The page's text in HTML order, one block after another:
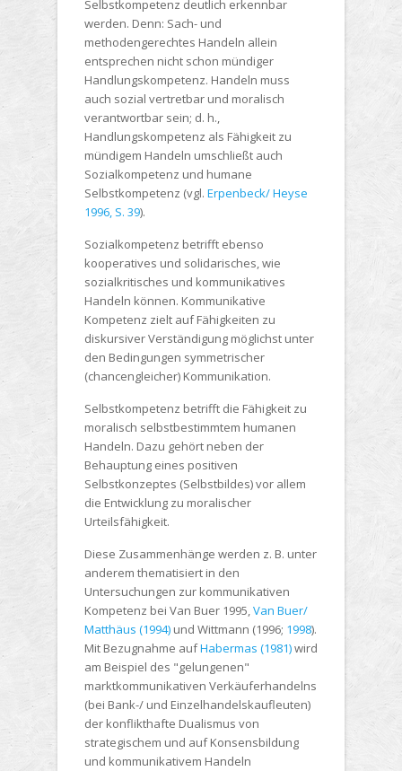
Selbstkompetenz deutlich erkennbar
werden. Denn: Sach- und
methodengerechtes Handeln allein
entsprechen nicht schon mündiger
Handlungskompetenz. Handeln muss
auch sozial vertretbar und moralisch
verantwortbar sein; d. h.,
Handlungskompetenz als Fähigkeit zu
mündigem Handeln umschließt auch
Sozialkompetenz und humane
Selbstkompetenz (vgl. Erpenbeck/ Heyse
1996, S. 39).
Sozialkompetenz betrifft ebenso
kooperatives und solidarisches, wie
sozialkritisches und kommunikatives
Handeln können. Kommunikative
Kompetenz zielt auf Fähigkeiten zu
diskursiver Verständigung möglichst unter
den Bedingungen symmetrischer
(chancengleicher) Kommunikation.
Selbstkompetenz betrifft die Fähigkeit zu
moralisch selbstbestimmtem humanen
Handeln. Dazu gehört neben der
Behauptung eines positiven
Selbstkonzeptes (Selbstbildes) vor allem
die Entwicklung zu moralischer
Urteilsfähigkeit.
Diese Zusammenhänge werden z. B. unter
anderem thematisiert in den
Untersuchungen zur kommunikativen
Kompetenz bei Van Buer 1995,Van Buer/
Matthäus (1994) und Wittmann (1996; 1998).
Mit Bezugnahme aufHabermas (1981)wird
am Beispiel des "gelungenen"
marktkommunikativen Verkäuferhandelns
(bei Bank-/ und Einzelhandelskaufleuten)
der konflikthafte Dualismus von
strategischem und auf Konsensbildung
und kommunikativem Handeln